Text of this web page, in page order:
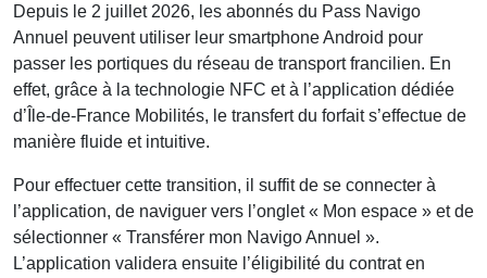
Depuis le 2 juillet 2026, les abonnés du Pass Navigo
Annuel peuvent utiliser leur smartphone Android pour
passer les portiques du réseau de transport francilien. En
effet, grâce à la technologie NFC et à l’application dédiée
d’Île-de-France Mobilités, le transfert du forfait s’effectue de
manière fluide et intuitive.
Pour effectuer cette transition, il suffit de se connecter à
l’application, de naviguer vers l’onglet « Mon espace » et de
sélectionner « Transférer mon Navigo Annuel ».
L’application validera ensuite l’éligibilité du contrat en